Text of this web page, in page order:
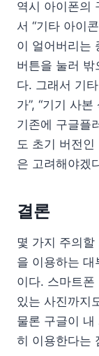
역시 아이폰의
서 “기타 아이
이 얼어버리는
버튼을 눌러 밖
다. 그래서 기
가”, “기기 사
기존에 구글플
도 초기 버전
은 고려해야겠
결론
몇 가지 주의
을 이용하는 대
이다. 스마트
있는 사진까지
물론 구글이
히 이용한다는